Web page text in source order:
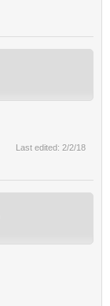
Last edited: 2/2/18